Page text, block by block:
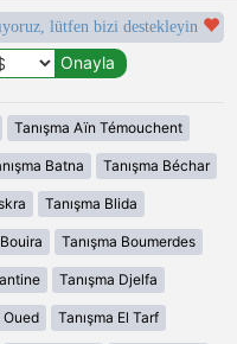
lütfen bizi destekleyin
Tanışma Aïn Témouchent
Batna Tanışma Béchar
Tanışma Blida
Tanışma Boumerdes
Tanışma Djelfa
Oued Tanışma El Tarf